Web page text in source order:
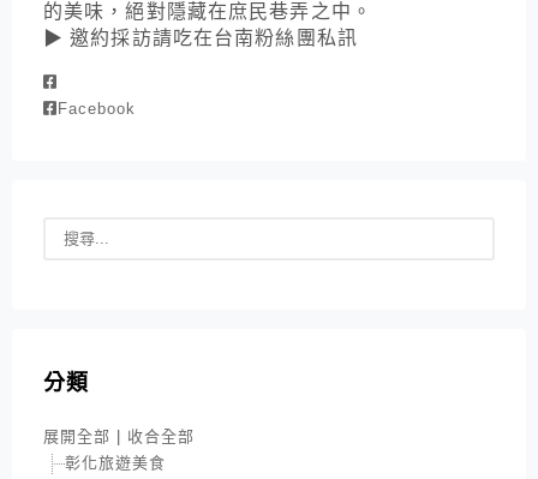
的美味，絕對隱藏在庶民巷弄之中。
▶ 邀約採訪請吃在台南粉絲團私訊
Facebook
分類
展開全部
收合全部
彰化旅遊美食